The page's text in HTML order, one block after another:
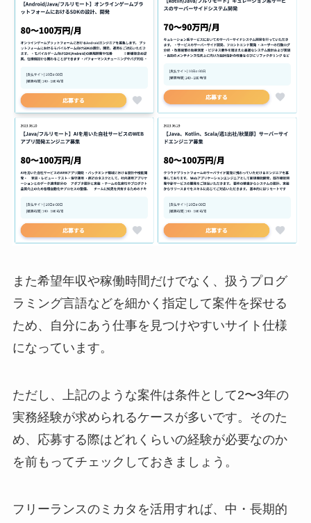
また希望年収や稼働時間だけでなく、扱うプログ
ラミング言語などを細かく指定して案件を探せる
ため、自分にあう仕事を見つけやすいサイト仕様
になっています。
ただし、上記のような案件は条件として2〜3年の
実務経験が求められるケースが多いです。そのた
め、応募する際はどれくらいの経験が必要なのか
を前もってチェックしておきましょう。
フリーランスのミカタを活用すれば、中・長期的